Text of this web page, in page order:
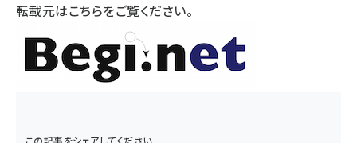
転載元はこちらをご覧ください。
この記事をシェアしてください